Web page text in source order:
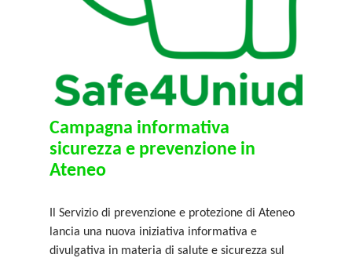
Campagna informativa
sicurezza e prevenzione in
Ateneo
Il Servizio di prevenzione e protezione di Ateneo
lancia una nuova iniziativa informativa e
divulgativa in materia di salute e sicurezza sul